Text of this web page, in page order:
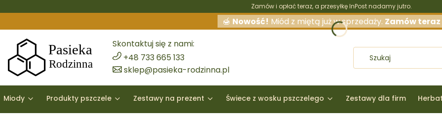
Zamów i opłać teraz, a przesyłkę InPost nadamy jutro.
🍯 Nowość! Miód z miętą już w sprzedaży. Zamów teraz
Skontaktuj się z nami:
+48 733 665 133
sklep@pasieka-rodzinna.pl
Miody Produkty pszczele Zestawy na prezent Świece z wosku pszczelego Zestawy dla firm